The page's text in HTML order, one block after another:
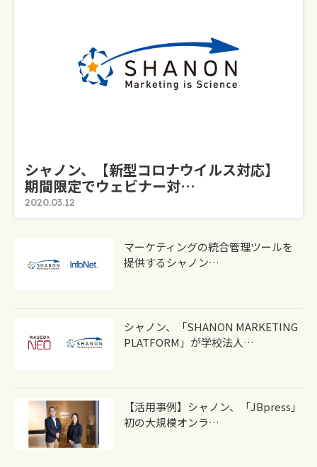
シャノン、【新型コロナウイルス対応】
期間限定でウェビナー対…
2020.03.12
マーケティングの統合管理ツールを
提供するシャノン…
シャノン、「SHANON MARKETING
PLATFORM」が学校法人…
【活用事例】シャノン、「JBpress」
初の大規模オンラ…